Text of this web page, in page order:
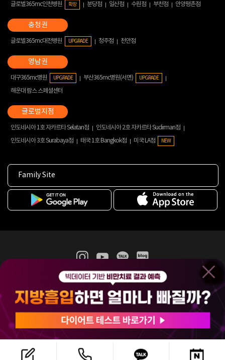
글로벌365mc인천병원 확장 분당점 일산점 수원점 부천점 안양평촌점
글로벌365mc대전병원 UPGRADE 청주점 천안점
대구365mc병원 UPGRADE 부산365mc병원(서면) UPGRADE
해운대 람스 스페셜센터
인도네시아 1호 자카르타 Selatan점
인도네시아 2호 자카르타 Sudirman점
인도네시아 3호 Surabaya점
태국 1호 Bangkok점 미국 LA점 NEW
Family Site
365mc 병·의원 이용약관
홈페이지 이용약관
비급여진료수가
(주)365mcㅣ서울특별시 서초구 서초대로52길 7, 3~4층(서초동, 제일빌딩)
120-87-04354ㅣ김남철
COPYRIGHT(C) 2025 365mc. ALL RIGHTS RESERVED.